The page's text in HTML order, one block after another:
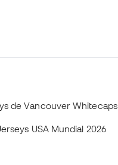
de Vancouver Whitecaps
USA Mundial 2026